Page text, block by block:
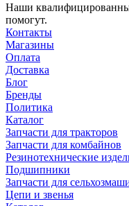
Наши
помогут.
Контакты
Магазины
Оплата
Доставка
Блог
Бренды
Политика
Каталог
Запчасти для тракторов
Запчасти для комбайнов
Резинотехнические
Подшипники
Запчасти для
Цепи и звенья